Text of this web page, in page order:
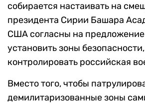
собирается настаивать на
президента Сирии Башара
США согласны на
установить зоны
контролировать российская
Вместо того, чтобы
демилитаризованные зоны